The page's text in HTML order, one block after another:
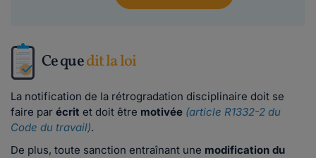
Ce quedit la loi
La notification de la rétrogradation disciplinaire doit se
faire par écrit et doit être motivée (article R1332-2 du
Code du travail).
De plus, toute sanction entraînant une modification du